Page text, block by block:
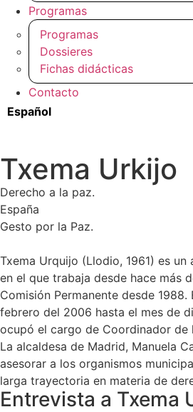
Programas
Programas
Dossieres
Fichas didácticas
Contacto
Español
Txema Urkijo
Derecho a la paz.
España
Gesto por la Paz.
Txema Urquijo (Llodio, 1961) es
en el que trabaja desde hace más
Comisión Permanente desde
febrero del 2006 hasta el mes de
ocupó el cargo de Coordinador de
La alcaldesa de Madrid, Manuela
asesorar a los organismos
larga trayectoria en materia de
Entrevista a Txema